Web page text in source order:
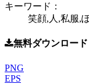
キーワード：
笑顔,人,私服,
無料ダウンロード
PNG
EPS